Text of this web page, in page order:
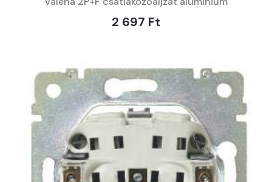
2 697 Ft